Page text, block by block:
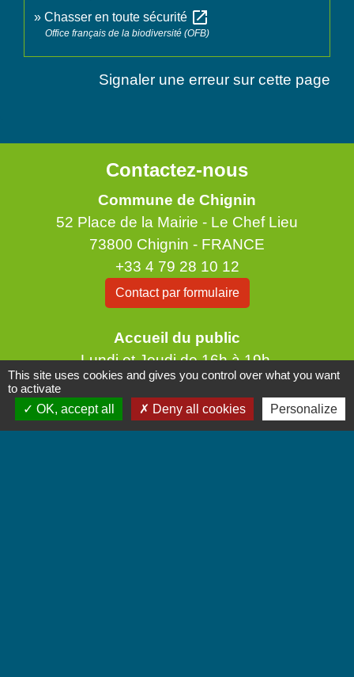
Chasser en toute sécurité open_in_new
Office français de la biodiversité (OFB)
Signaler une erreur sur cette page
Contactez-nous
Commune de Chignin
52 Place de la Mairie - Le Chef Lieu
73800 Chignin - FRANCE
+33 4 79 28 10 12
Contact par formulaire
Accueil du public
Lundi et Jeudi de 16h à 19h.
Vendredi de 9h à 12h.
This site uses cookies and gives you control over what you want
to activate
OK, accept all
Deny all cookies Personalize